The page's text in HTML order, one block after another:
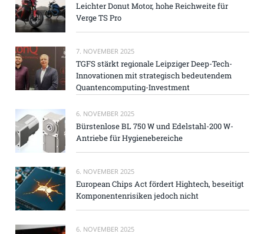
Leichter Donut Motor, hohe Reichweite für
Verge TS Pro
7. NOVEMBER 2025
TGFS stärkt regionale Leipziger Deep-Tech-
Innovationen mit strategisch bedeutendem
Quantencomputing-Investment
6. NOVEMBER 2025
Bürstenlose BL 750 W und Edelstahl-200 W-
Antriebe für Hygienebereiche
6. NOVEMBER 2025
European Chips Act fördert Hightech, beseitigt
Komponentenrisiken jedoch nicht
6. NOVEMBER 2025